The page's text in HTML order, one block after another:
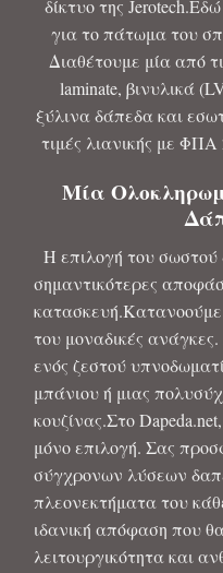
δίκτυο της
για το πάτωμα του
Διαθέτουμε μία από
laminate, βινυλικά
ξύλινα δάπεδα και
τιμές λιανικής με
Μία
Η επιλογή του σωστού
σημαντικότερες
κατασκευή.Κατανοούμε
του μοναδικές ανάγκες.
ενός ζεστού
μπάνιου ή μιας
κουζίνας.Στο
μόνο επιλογή. Σας
σύγχρονων λύσεων
πλεονεκτήματα του
ιδανική απόφαση που
λειτουργικότητα και